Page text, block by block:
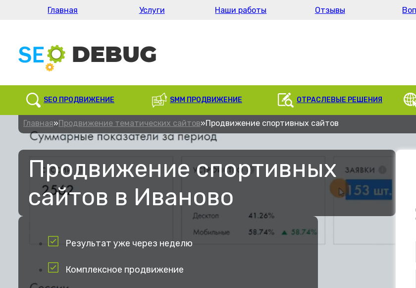
Главная Услуги Наши работы Отзывы
SEO ПРОДВИЖЕНИЕ SMM ПРОДВИЖЕНИЕ ОТРАСЛЕВЫЕ РЕШЕНИЯ
Главная»Продвижение тематических сайтов»Продвижение спортивных сайтов
Продвижение спортивных
сайтов в Иваново
Результат уже через неделю
Комплексное продвижение